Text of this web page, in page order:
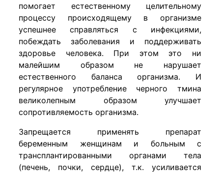
помогает естественному целительному
процессу происходящему в организме
успешнее справляться с инфекциями,
побеждать заболевания и поддерживать
здоровье человека. При этом это ни
малейшим образом не нарушает
естественного баланса организма. И
регулярное употребление черного тмина
великолепным образом улучшает
сопротивляемость организма.
Запрещается применять препарат
беременным женщинам и больным с
трансплантированными органами тела
(печень, почки, сердце), т.к. усиливается